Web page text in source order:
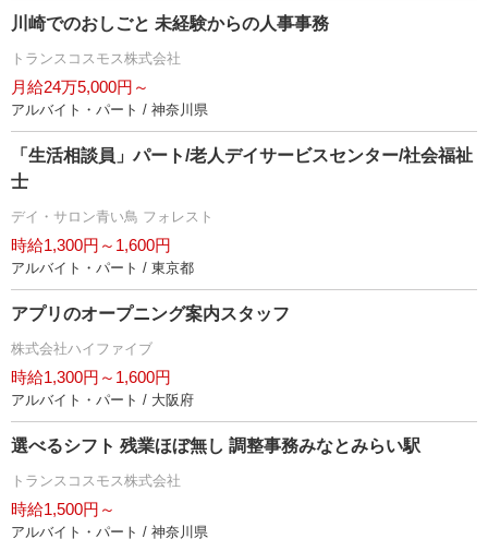
川崎でのおしごと 未経験からの人事事務
トランスコスモス株式会社
月給24万5,000円～
アルバイト・パート / 神奈川県
「生活相談員」パート/老人デイサービスセンター/社会福祉
士
デイ・サロン青い鳥 フォレスト
時給1,300円～1,600円
アルバイト・パート / 東京都
アプリのオープニング案内スタッフ
株式会社ハイファイブ
時給1,300円～1,600円
アルバイト・パート / 大阪府
選べるシフト 残業ほぼ無し 調整事務みなとみらい駅
トランスコスモス株式会社
時給1,500円～
アルバイト・パート / 神奈川県